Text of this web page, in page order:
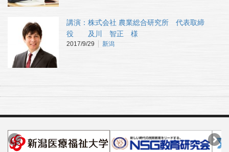
講演：株式会社 農業総合研究所 代表取締
役 及川 智正 様
2017/9/29 新潟